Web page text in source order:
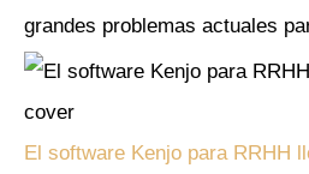
grandes problemas actuales
El software Kenjo para RRHH